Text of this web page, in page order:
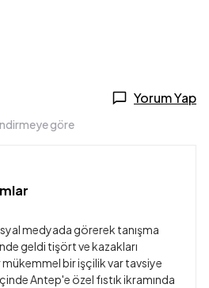
Yorum Yap
göre
medyada görerek tanışma
geldi tişört ve kazakları
bir işçilik var tavsiye
Antep'e özel fıstık ikramında